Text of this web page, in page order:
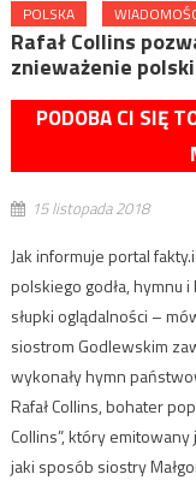
POLSKA
Rafał Collins
znieważenie
PODOBA CI SIĘ
15 listopada 2018
Jak informuje portal
polskiego godła, hymnu
słupki oglądalności –
siostrom Godlewskim
wykonały hymn
Rafał Collins, bohater
Collins”, który
jaki sposób siostry